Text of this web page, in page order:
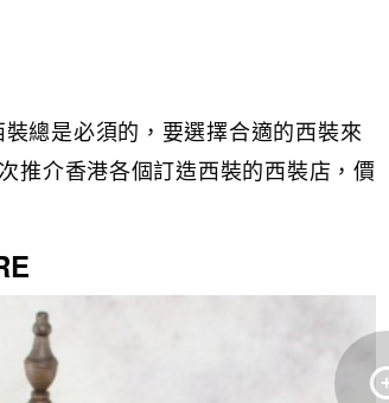
總是必須的，要選擇合適的西裝來
推介香港各個訂造西裝的西裝店，價